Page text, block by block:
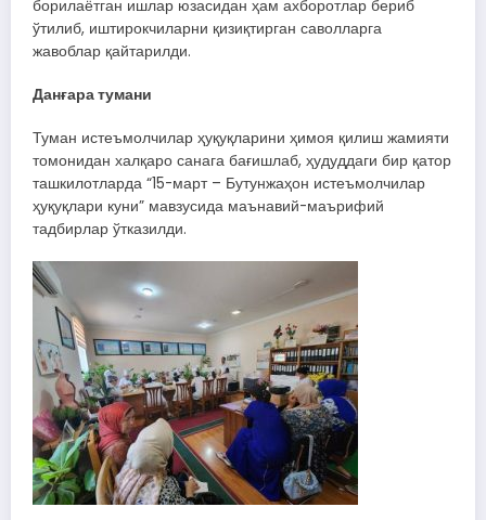
борилаётган ишлар юзасидан ҳам ахборотлар бериб
ўтилиб, иштирокчиларни қизиқтирган саволларга
жавоблар қайтарилди.
Данғара тумани
Туман истеъмолчилар ҳуқуқларини ҳимоя қилиш жамияти
томонидан халқаро санага бағишлаб, ҳудуддаги бир қатор
ташкилотларда “15-март – Бутунжаҳон истеъмолчилар
ҳуқуқлари куни” мавзусида маънавий-маърифий
тадбирлар ўтказилди.